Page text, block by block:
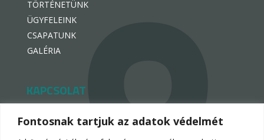
Fontosnak tartjuk az adatok védelmét
TÖRTÉNETÜNK
ÜGYFELEINK
CSAPATUNK
GALÉRIA
KAPCSOLAT